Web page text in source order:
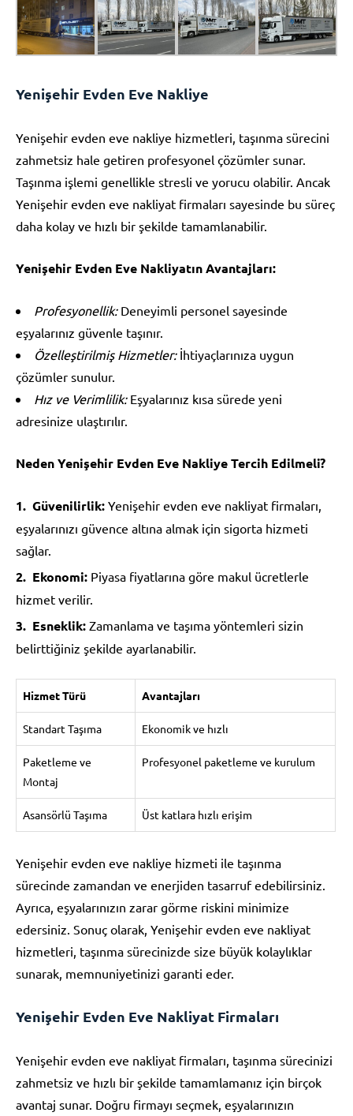
Yenişehir Evden Eve Nakliye
Yenişehir evden eve nakliye hizmetleri, taşınma sürecini
zahmetsiz hale getiren profesyonel çözümler sunar.
Taşınma işlemi genellikle stresli ve yorucu olabilir. Ancak
Yenişehir evden eve nakliyat firmaları sayesinde bu süreç
daha kolay ve hızlı bir şekilde tamamlanabilir.
Yenişehir Evden Eve Nakliyatın Avantajları:
Profesyonellik:Deneyimli personel sayesinde
eşyalarınız güvenle taşınır.
Özelleştirilmiş Hizmetler:İhtiyaçlarınıza uygun
çözümler sunulur.
Hız ve Verimlilik:Eşyalarınız kısa sürede yeni
adresinize ulaştırılır.
Neden Yenişehir Evden Eve Nakliye Tercih Edilmeli?
Güvenilirlik: Yenişehir evden eve nakliyat firmaları,
eşyalarınızı güvence altına almak için sigorta hizmeti
sağlar.
Ekonomi: Piyasa fiyatlarına göre makul ücretlerle
hizmet verilir.
Esneklik: Zamanlama ve taşıma yöntemleri sizin
belirttiğiniz şekilde ayarlanabilir.
Hizmet Türü Avantajları
Standart Taşıma Ekonomik ve hızlı
Paketleme ve
Montaj
Profesyonel paketleme ve kurulum
Asansörlü Taşıma Üst katlara hızlı erişim
Yenişehir evden eve nakliye hizmeti ile taşınma
sürecinde zamandan ve enerjiden tasarruf edebilirsiniz.
Ayrıca, eşyalarınızın zarar görme riskini minimize
edersiniz. Sonuç olarak, Yenişehir evden eve nakliyat
hizmetleri, taşınma sürecinizde size büyük kolaylıklar
sunarak, memnuniyetinizi garanti eder.
Yenişehir Evden Eve Nakliyat Firmaları
Yenişehir evden eve nakliyat firmaları, taşınma sürecinizi
zahmetsiz ve hızlı bir şekilde tamamlamanız için birçok
avantaj sunar. Doğru firmayı seçmek, eşyalarınızın